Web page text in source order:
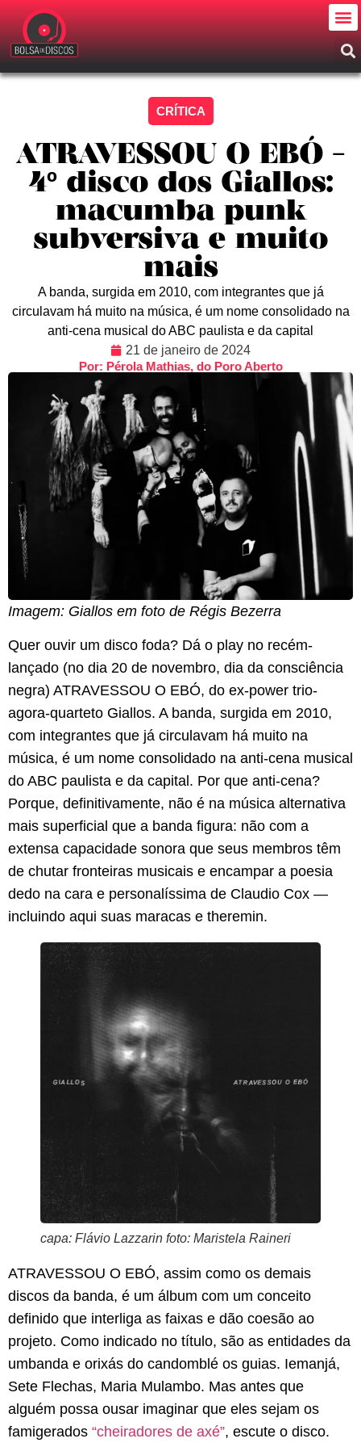
CRÍTICA
ATRAVESSOU O EBÓ –
4º disco dos Giallos:
macumba punk
subversiva e muito
mais
A banda, surgida em 2010, com integrantes que já
circulavam há muito na música, é um nome consolidado na
anti-cena musical do ABC paulista e da capital
21 de janeiro de 2024
Por: Pérola Mathias, do Poro Aberto
Imagem: Giallos em foto de Régis Bezerra
Quer ouvir um disco foda? Dá o play no recém-
lançado (no dia 20 de novembro, dia da consciência
negra) ATRAVESSOU O EBÓ, do ex-power trio-
agora-quarteto Giallos. A banda, surgida em 2010,
com integrantes que já circulavam há muito na
música, é um nome consolidado na anti-cena musical
do ABC paulista e da capital. Por que anti-cena?
Porque, definitivamente, não é na música alternativa
mais superficial que a banda figura: não com a
extensa capacidade sonora que seus membros têm
de chutar fronteiras musicais e encampar a poesia
dedo na cara e personalíssima de Claudio Cox —
incluindo aqui suas maracas e theremin.
capa: Flávio Lazzarin foto: Maristela Raineri
ATRAVESSOU O EBÓ, assim como os demais
discos da banda, é um álbum com um conceito
definido que interliga as faixas e dão coesão ao
projeto. Como indicado no título, são as entidades da
umbanda e orixás do candomblé os guias. Iemanjá,
Sete Flechas, Maria Mulambo. Mas antes que
alguém possa ousar imaginar que eles sejam os
famigerados “cheiradores de axé”, escute o disco.